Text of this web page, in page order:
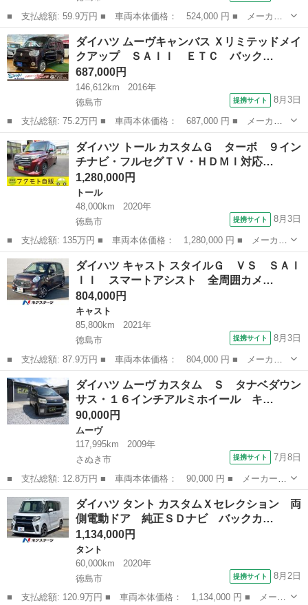
■ 支払総額: 59.9万円 ■ 車両本体価格： 524,000 円 ■ メーカー
名： ダイハツ ■ 車種名： ミライース ■ グレード名： Ｘ Ｓ
ＡＩＩＩ 純正メモリーナビ スマートアシスト 禁煙車 コーナー
センサー Ｌ...
徳島 徳島市 ミライース
ダイハツ ムーヴキャンバス Ｘリミテッドメイ
クアップ ＳＡＩＩ ＥＴＣ バック…
687,000円
146,612km
2016年
徳島市
提携サイト 8月3日
■ 支払総額: 75.2万円 ■ 車両本体価格： 687,000 円 ■ メーカー
名： ダイハツ ■ 車種名： ムーヴキャンバス ■ グレード名：
Ｘリミテッドメイクアップ ＳＡＩＩ ＥＴＣ バックカメラ 両側
電動スライド...
徳島 徳島市 ダイハツ
ダイハツ トール カスタムＧ ターボ ９イン
チナビ・フルセグＴＶ・ＨＤＭＩ対応…
1,280,000円
トール
48,000km
2020年
徳島市
提携サイト 8月3日
■ 支払総額: 135万円 ■ 車両本体価格： 1,280,000 円 ■ メーカー
名： ダイハツ ■ 車種名： トール ■ グレード名： カスタム
Ｇ ターボ ９インチナビ・フルセグＴＶ・ＨＤＭＩ対応・Ｂｌｕｅ
ｔｏｏｔｈ・...
徳島 徳島市 トール
ダイハツ キャスト スタイルＧ ＶＳ ＳＡＩ
ＩＩ スマートアシスト 全周囲カメ…
804,000円
キャスト
85,800km
2021年
徳島市
提携サイト 8月3日
■ 支払総額: 87.9万円 ■ 車両本体価格： 804,000 円 ■ メーカー
名： ダイハツ ■ 車種名： キャスト ■ グレード名： スタイル
Ｇ ＶＳ ＳＡＩＩＩ スマートアシスト 全周囲カメラ 純正１５
インチアルミ...
徳島 徳島市 キャスト
ダイハツ ムーヴ カスタム Ｓ タナベダウン
サス・１６インチアルミホイール キ…
90,000円
ムーヴ
117,995km
2009年
さぬき市
提携サイト 7月8日
■ 支払総額: 12.8万円 ■ 車両本体価格： 90,000 円 ■ メーカー
名： ダイハツ ■ 車種名： ムーヴ ■ グレード名： カスタム
Ｓ タナベダウンサス・１６インチアルミホイール キーレスエント
リー ＨＩＤ ...
香川 さぬき市 ムーヴ
ダイハツ タント カスタムＸセレクション 両
側電動ドア 純正ＳＤナビ バックカ…
1,134,000円
タント
60,000km
2020年
徳島市
提携サイト 8月2日
■ 支払総額: 120.9万円 ■ 車両本体価格： 1,134,000 円 ■ メーカ